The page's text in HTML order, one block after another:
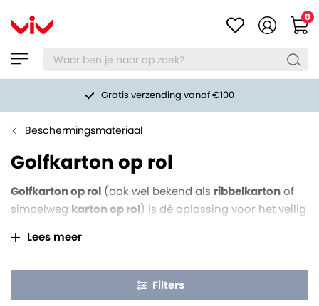
0
Gratis verzending vanaf €100
Beschermingsmateriaal
Golfkarton op rol
Golfkarton op rol (ook wel bekend als ribbelkartonof
simpelweg karton op rol) is dé oplossing voor het veilig
gegolfde karton biedt een uitstekende bescherming
tijdens opslag en transport. De rol karton is eenzijdig
gegolfd, terwijl het materiaal flexibel is. Dit maakt het
Lees meer
Filters